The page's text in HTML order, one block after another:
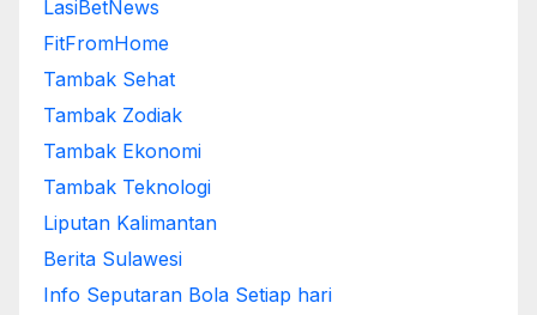
LasiBetNews
FitFromHome
Tambak Sehat
Tambak Zodiak
Tambak Ekonomi
Tambak Teknologi
Liputan Kalimantan
Berita Sulawesi
Info Seputaran Bola Setiap hari